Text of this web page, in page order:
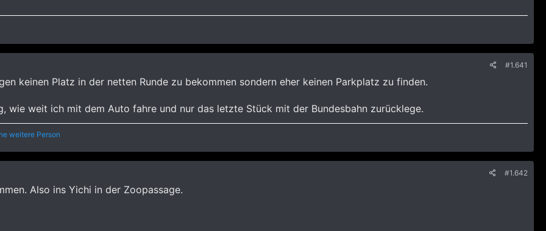
#1.641
keinen Platz in der netten Runde zu bekommen sondern eher keinen Parkplatz zu finden.
wie weit ich mit dem Auto fahre und nur das letzte Stück mit der Bundesbahn zurücklege.
weitere Person
#1.642
Also ins Yichi in der Zoopassage.